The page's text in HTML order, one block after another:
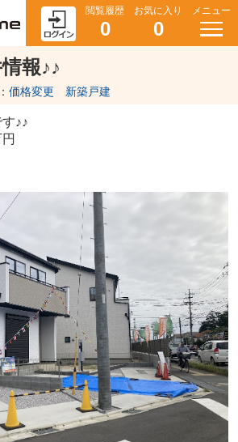
閲覧履歴
0
お気に入り
0
メニュー
報♪♪
価格変更 新築戸建
す♪♪